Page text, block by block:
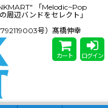
「Melodic~Pop
辺バンドをセレクト」
号）髙橋伸幸
カート ログイン